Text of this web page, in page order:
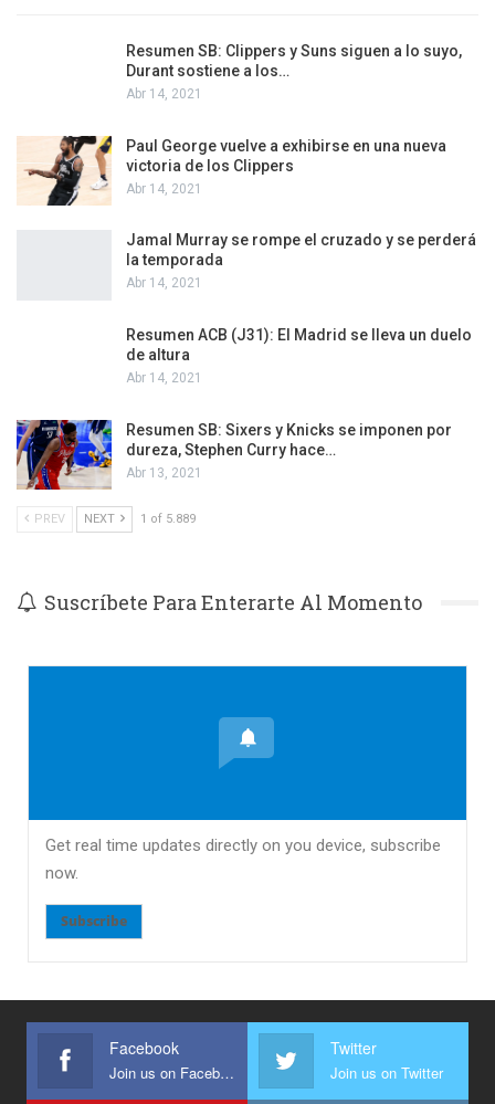
Resumen SB: Clippers y Suns siguen a lo suyo,
Durant sostiene a los…
Abr 14, 2021
Paul George vuelve a exhibirse en una nueva
victoria de los Clippers
Abr 14, 2021
Jamal Murray se rompe el cruzado y se perderá
la temporada
Abr 14, 2021
Resumen ACB (J31): El Madrid se lleva un duelo
de altura
Abr 14, 2021
Resumen SB: Sixers y Knicks se imponen por
dureza, Stephen Curry hace…
Abr 13, 2021
PREV NEXT 1 of 5.889
Suscríbete Para Enterarte Al Momento
Get real time updates directly on you device, subscribe
now.
Subscribe
Facebook
Join us on Facebook
Twitter
Join us on Twitter